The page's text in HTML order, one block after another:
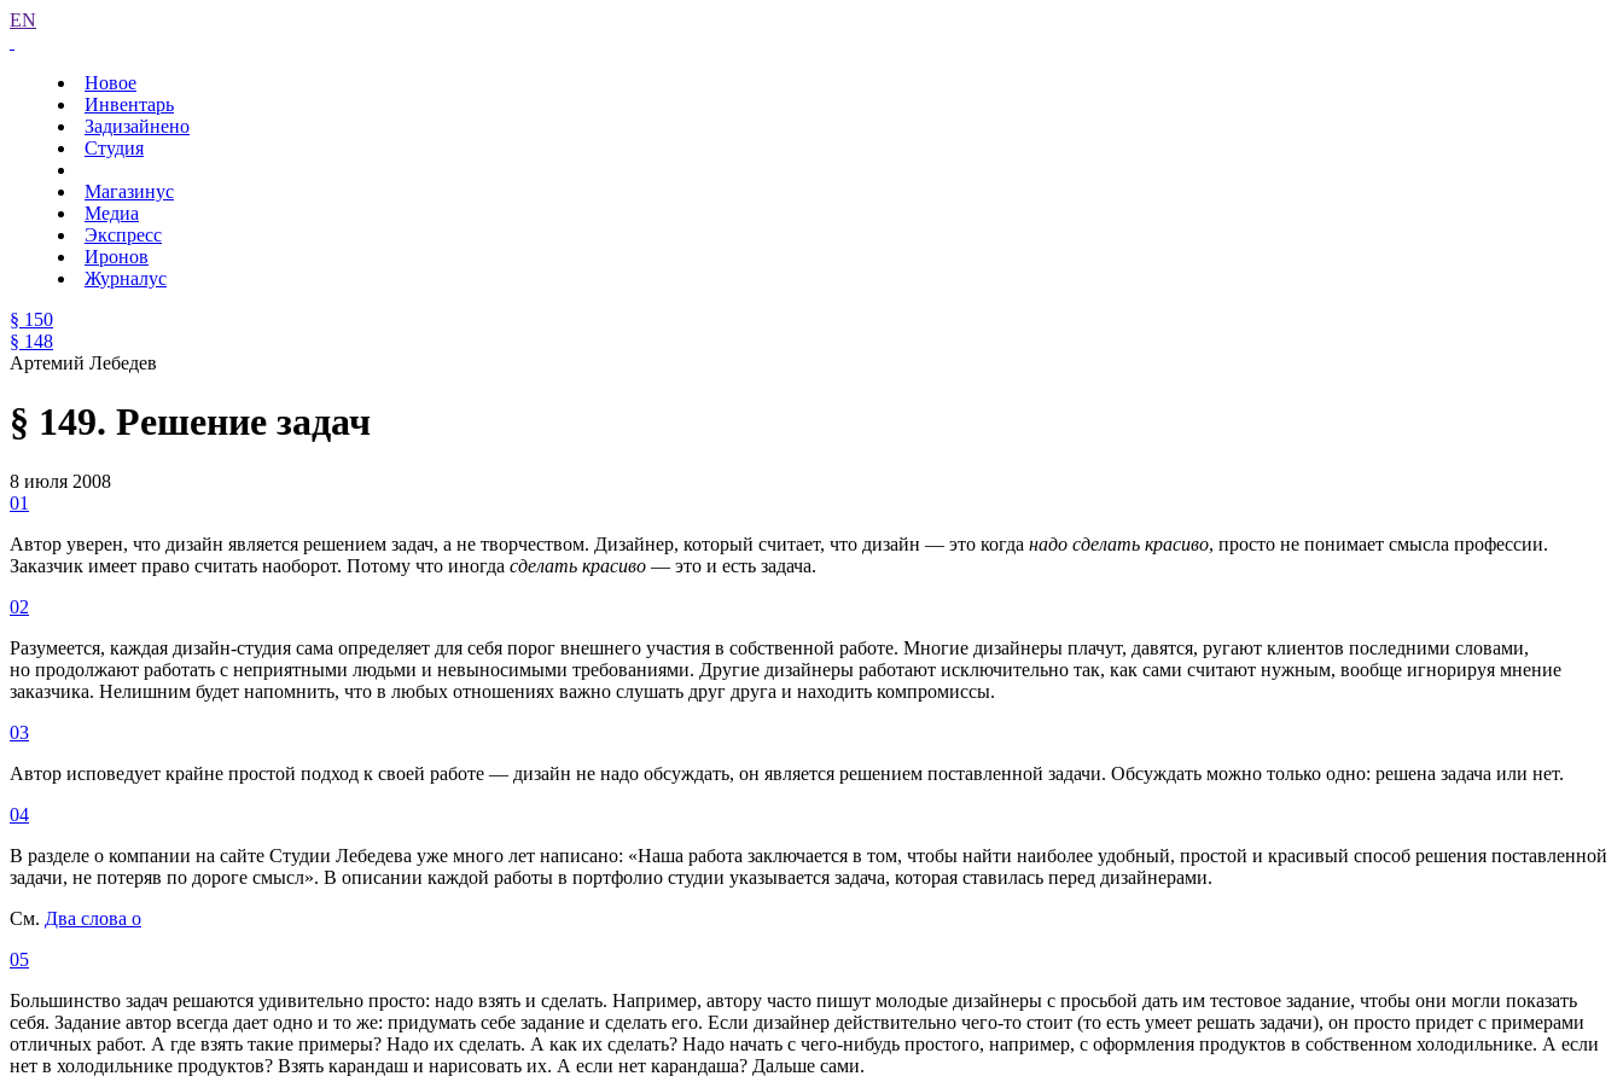
EN
Новое
Инвентарь
Задизайнено
Студия
Магазинус
Медиа
Экспресс
Иронов
Журналус
§ 150
§ 148
Артемий Лебедев
§ 149. Решение задач
8 июля 2008
01
Автор уверен, что дизайн является решением задач, а не творчеством. Дизайнер, который считает, что дизайн — это когда надо сделать красиво, просто не понимает смысла профессии.
Заказчик имеет право считать наоборот. Потому что иногда сделать красиво — это и есть задача.
02
Разумеется, каждая дизайн-студия сама определяет для себя порог внешнего участия в собственной работе. Многие дизайнеры плачут, давятся, ругают клиентов последними словами,
но продолжают работать с неприятными людьми и невыносимыми требованиями. Другие дизайнеры работают исключительно так, как сами считают нужным, вообще игнорируя мнение
заказчика. Нелишним будет напомнить, что в любых отношениях важно слушать друг друга и находить компромиссы.
03
Автор исповедует крайне простой подход к своей работе — дизайн не надо обсуждать, он является решением поставленной задачи. Обсуждать можно только одно: решена задача или нет.
04
В разделе о компании на сайте Студии Лебедева уже много лет написано: «Наша работа заключается в том, чтобы найти наиболее удобный, простой и красивый способ решения поставленной
задачи, не потеряв по дороге смысл». В описании каждой работы в портфолио студии указывается задача, которая ставилась перед дизайнерами.
См. Два слова о
05
Большинство задач решаются удивительно просто: надо взять и сделать. Например, автору часто пишут молодые дизайнеры с просьбой дать им тестовое задание, чтобы они могли показать
себя. Задание автор всегда дает одно и то же: придумать себе задание и сделать его. Если дизайнер действительно чего-то стоит (то есть умеет решать задачи), он просто придет с примерами
отличных работ. А где взять такие примеры? Надо их сделать. А как их сделать? Надо начать с чего-нибудь простого, например, с оформления продуктов в собственном холодильнике. А если
нет в холодильнике продуктов? Взять карандаш и нарисовать их. А если нет карандаша? Дальше сами.